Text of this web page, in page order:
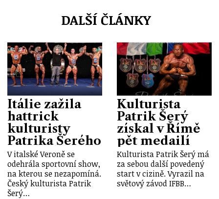
DALŠÍ ČLÁNKY
Itálie zažila
hattrick
kulturisty
Patrika Šerého
V italské Veroně se
odehrála sportovní show,
na kterou se nezapomíná.
Český kulturista Patrik
Šerý…
Kulturista
Patrik Šerý
získal v Římě
pět medailí
Kulturista Patrik Šerý má
za sebou další povedený
start v cizině. Vyrazil na
světový závod IFBB…